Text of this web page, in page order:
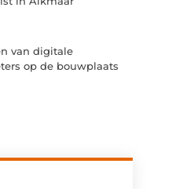
van digitale
op de bouwplaats